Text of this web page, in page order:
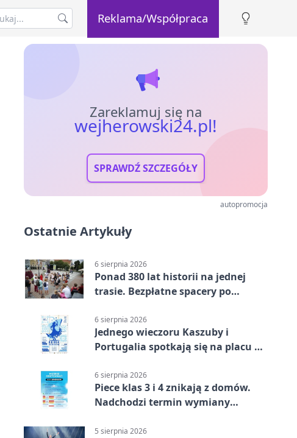
Reklama/Współpraca
Zareklamuj się na
wejherowski24.pl!
SPRAWDŹ SZCZEGÓŁY
autopromocja
Ostatnie Artykuły
6 sierpnia 2026
Ponad 380 lat historii na jednej
trasie. Bezpłatne spacery po
6 sierpnia 2026
Jednego wieczoru Kaszuby i
Portugalia spotkają się na placu w
6 sierpnia 2026
Piece klas 3 i 4 znikają z domów.
Nadchodzi termin wymiany
5 sierpnia 2026